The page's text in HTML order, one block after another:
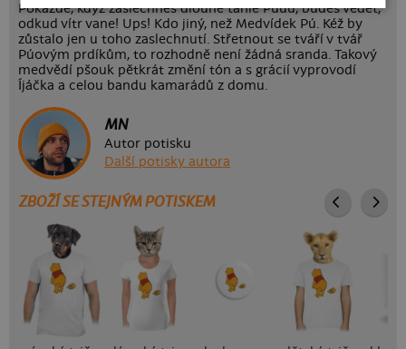
Pokaždé, když zaslechneš dlouhé táhlé Púúú, budeš vědět,
odkud vítr vane! Ups! Kdo jiný, než Medvídek Pú. Kéž by
zůstalo jen u toho zaslechnutí. Střetnout se tváří v tvář
Púovým prdíkům, to rozhodně není žádná sranda. Takový
medvědí pšouk pětkrát změní tón a s grácií vyprovodí
Íjáčka a celou bandu kamarádů z domu.
MN
Autor potisku
Další potisky autora
ZBOŽÍ SE STEJNÝM POTISKEM